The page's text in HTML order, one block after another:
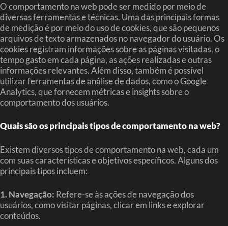
O comportamento na web pode ser medido por meio de
diversas ferramentas e técnicas. Uma das principais formas
de medição é por meio do uso de cookies, que são pequenos
arquivos de texto armazenados no navegador do usuário. Os
cookies registram informações sobre as páginas visitadas, o
tempo gasto em cada página, as ações realizadas e outras
informações relevantes. Além disso, também é possível
utilizar ferramentas de análise de dados, como o Google
Analytics, que fornecem métricas e insights sobre o
comportamento dos usuários.
Quais são os principais tipos de comportamento na web?
Existem diversos tipos de comportamento na web, cada um
com suas características e objetivos específicos. Alguns dos
principais tipos incluem:
1. Navegação: Refere-se às ações de navegação dos
usuários, como visitar páginas, clicar em links e explorar
conteúdos.